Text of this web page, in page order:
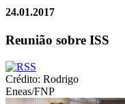
24.01.2017
Reunião sobre ISS
Crédito: Rodrigo
Eneas/FNP